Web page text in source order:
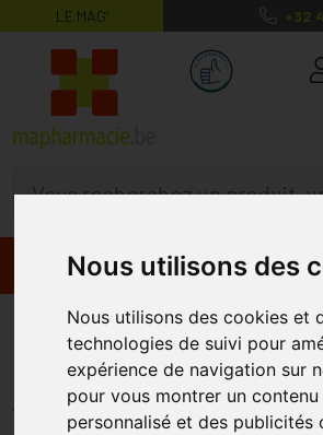
Nous utilisons des
Nous utilisons des cookies et
technologies de suivi pour
expérience de navigation sur
pour vous montrer un contenu
personnalisé et des publicités
LE MAG’ +32
Promos
Florgynelle Crème
15ml
SAFORELLE